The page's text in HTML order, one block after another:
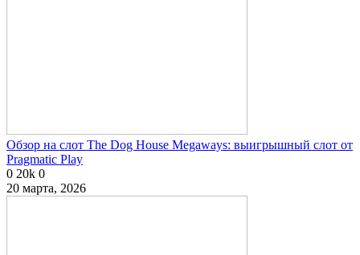
Обзор на слот The Dog House Megaways: выигрышный слот от
Pragmatic Play
0 20k 0
20 марта, 2026